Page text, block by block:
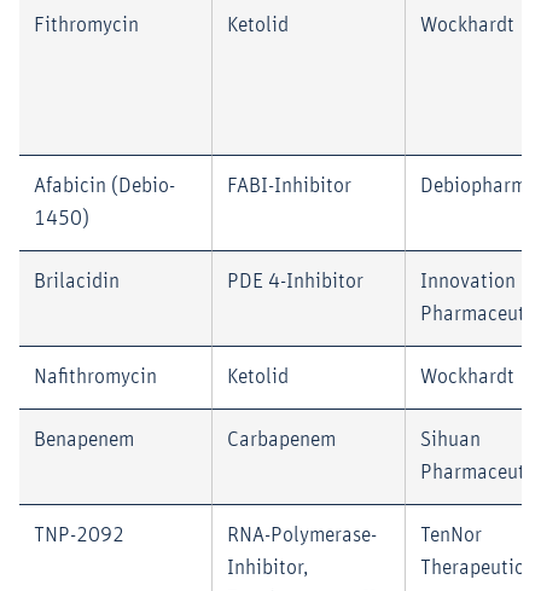
Fithromycin Ketolid Wockhardt
Afabicin (Debio-
1450)
FABI-Inhibitor Debiopharm
Brilacidin PDE 4-Inhibitor
Innovation
Nafithromycin Ketolid Wockhardt
Benapenem Carbapenem
Sihuan
TNP-2092
RNA-Polymerase-
Inhibitor,
TenNor
Therapeutics